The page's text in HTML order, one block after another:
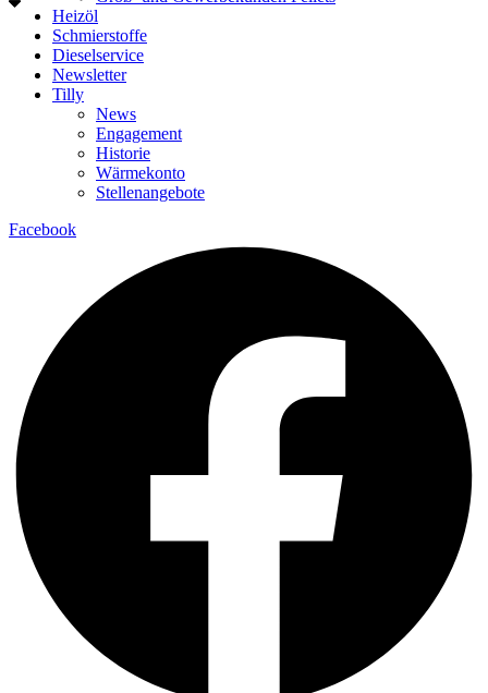
Heizöl
Schmierstoffe
Dieselservice
Newsletter
Tilly
News
Engagement
Historie
Wärmekonto
Stellenangebote
Facebook